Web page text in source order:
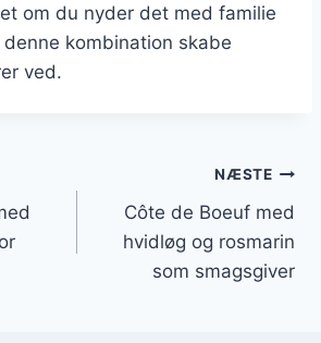
om du nyder det med familie
denne kombination skabe
ved.
NÆSTE
Côte de Boeuf med
hvidløg og rosmarin
som smagsgiver